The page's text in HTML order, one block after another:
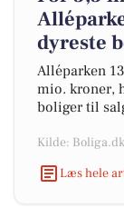
dyreste
Alléparken
mio. kroner,
boliger til
Kilde: Boliga.dk
Læs hele